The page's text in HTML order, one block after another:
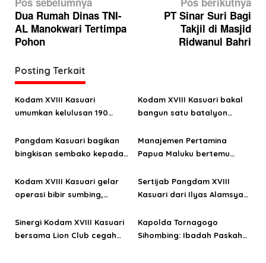
a
v
i
g
a
s
i
p
o
Dua Rumah Dinas TNI-
AL Manokwari Tertimpa
Pohon
PT Sinar Suri Bagi
Takjil di Masjid
Ridwanul Bahri
Posting Terkait
Kodam XVIII Kasuari
umumkan kelulusan 190
II TA 2026
Kodam XVIII Kasuari bakal
bangun satu batalyon
Tambrauw
Pangdam Kasuari bagikan
bingkisan sembako kepada
Manajemen Pertamina
Papua Maluku bertemu
Kodam XVIII Kasuari gelar
operasi bibir sumbing,
hingga pemberian kaki
palsu
Sertijab Pangdam XVIII
Kasuari dari Ilyas Alamsyah
Sinergi Kodam XVIII Kasuari
bersama Lion Club cegah
Kapolda Tornagogo
Sihombing: Ibadah Paskah